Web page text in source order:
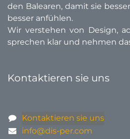
den Balearen, damit sie
besser anfühlen.
Wir verstehen von Design,
sprechen klar und nehmen
Kontaktieren sie uns
Kontaktieren sie uns
info@dis-per.com